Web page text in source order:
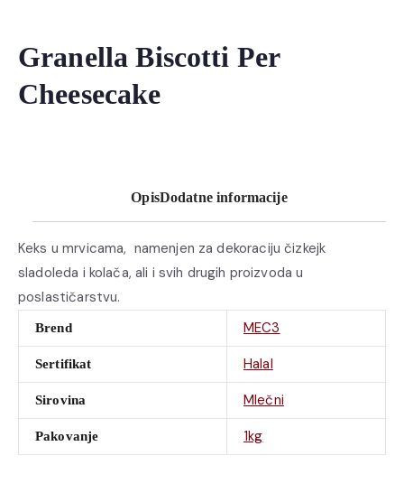
Granella Biscotti Per
Cheesecake
OpisDodatne informacije
Keks u mrvicama, namenjen za dekoraciju čizkejk
sladoleda i kolača, ali i svih drugih proizvoda u
poslastičarstvu.
Brend MEC3
Sertifikat Halal
Sirovina Mlečni
Pakovanje 1kg